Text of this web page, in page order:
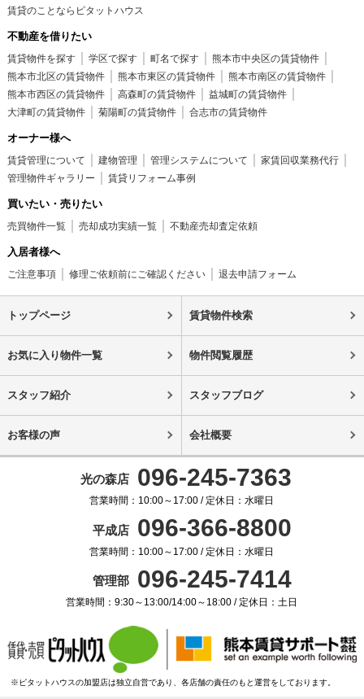
賃貸のことならピタットハウス
不動産を借りたい
賃貸物件を探す 学区で探す 町名で探す
熊本市中央区の賃貸物件
熊本市北区の賃貸物件
熊本市東区の賃貸物件
熊本市南区の賃貸物件
熊本市西区の賃貸物件
高森町の賃貸物件
益城町の賃貸物件
大津町の賃貸物件
菊陽町の賃貸物件 合志市の賃貸物件
オーナー様へ
賃貸管理について 建物管理 管理システムについて
家賃回収業務代行
管理物件ギャラリー
賃貸リフォーム事例
買いたい・売りたい
売買物件一覧 売却成功実績一覧 不動産売却査定依頼
入居者様へ
ご注意事項 修理ご依頼前にご確認ください 退去申請フォーム
トップページ 賃貸物件検索
お気に入り物件一覧 物件閲覧履歴
スタッフ紹介 スタッフブログ
お客様の声 会社概要
光の森店 096-245-7363
営業時間：10:00～17:00 / 定休日：水曜日
平成店 096-366-8800
営業時間：10:00～17:00 / 定休日：水曜日
管理部 096-245-7414
営業時間：9:30～13:00/14:00～18:00 / 定休日：土日
※ピタットハウスの加盟店は独立自営であり、各店舗の責任のもと運営をしております。